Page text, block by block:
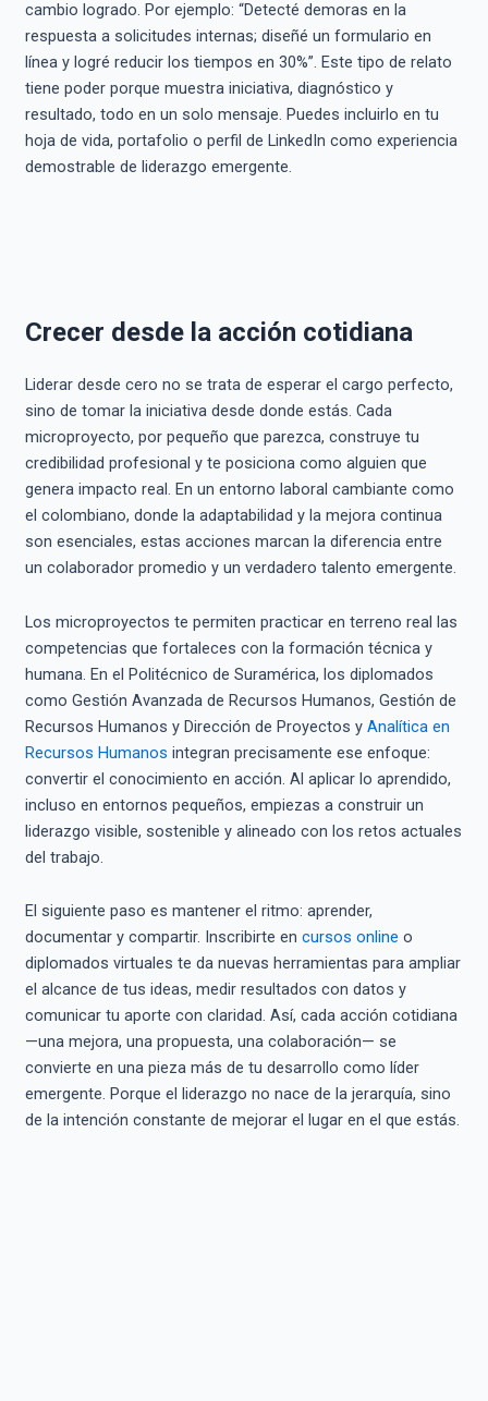
cambio logrado. Por ejemplo: “Detecté demoras en la
respuesta a solicitudes internas; diseñé un formulario en
línea y logré reducir los tiempos en 30%”. Este tipo de relato
tiene poder porque muestra iniciativa, diagnóstico y
resultado, todo en un solo mensaje. Puedes incluirlo en tu
hoja de vida, portafolio o perfil de LinkedIn como experiencia
demostrable de liderazgo emergente.
Crecer desde la acción cotidiana
Liderar desde cero no se trata de esperar el cargo perfecto,
sino de tomar la iniciativa desde donde estás. Cada
microproyecto, por pequeño que parezca, construye tu
credibilidad profesional y te posiciona como alguien que
genera impacto real. En un entorno laboral cambiante como
el colombiano, donde la adaptabilidad y la mejora continua
son esenciales, estas acciones marcan la diferencia entre
un colaborador promedio y un verdadero talento emergente.
Los microproyectos te permiten practicar en terreno real las
competencias que fortaleces con la formación técnica y
humana. En el Politécnico de Suramérica, los diplomados
como Gestión Avanzada de Recursos Humanos, Gestión de
Recursos Humanos y Dirección de Proyectos y Analítica en
Recursos Humanos integran precisamente ese enfoque:
convertir el conocimiento en acción. Al aplicar lo aprendido,
incluso en entornos pequeños, empiezas a construir un
liderazgo visible, sostenible y alineado con los retos actuales
del trabajo.
El siguiente paso es mantener el ritmo: aprender,
documentar y compartir. Inscribirte en cursos online o
diplomados virtuales te da nuevas herramientas para ampliar
el alcance de tus ideas, medir resultados con datos y
comunicar tu aporte con claridad. Así, cada acción cotidiana
—una mejora, una propuesta, una colaboración— se
convierte en una pieza más de tu desarrollo como líder
emergente. Porque el liderazgo no nace de la jerarquía, sino
de la intención constante de mejorar el lugar en el que estás.